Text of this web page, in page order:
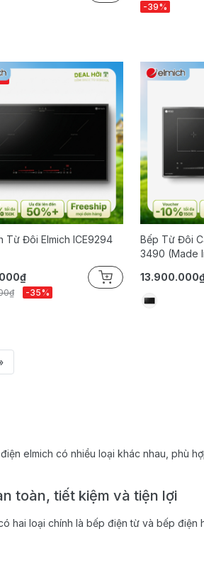
-39%
Từ Đôi Elmich ICE9294
-35%
Bếp Từ Đôi
3490 (made
elmich có nhiều loại khác nhau, phù
toàn, tiết kiệm và tiện lợi
hai loại chính là bếp điện từ và bếp điện